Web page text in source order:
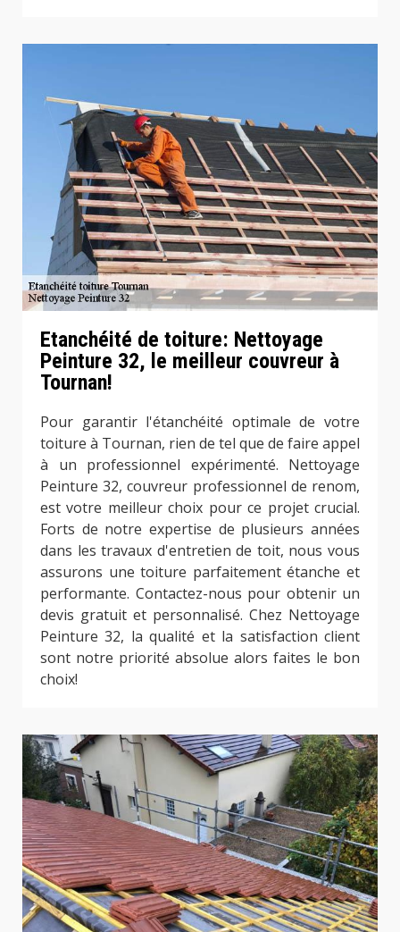
Etanchéité de toiture: Nettoyage
Peinture 32, le meilleur couvreur à
Tournan!
Pour garantir l'étanchéité optimale de votre
toiture à Tournan, rien de tel que de faire appel
à un professionnel expérimenté. Nettoyage
Peinture 32, couvreur professionnel de renom,
est votre meilleur choix pour ce projet crucial.
Forts de notre expertise de plusieurs années
dans les travaux d'entretien de toit, nous vous
assurons une toiture parfaitement étanche et
performante. Contactez-nous pour obtenir un
devis gratuit et personnalisé. Chez Nettoyage
Peinture 32, la qualité et la satisfaction client
sont notre priorité absolue alors faites le bon
choix!